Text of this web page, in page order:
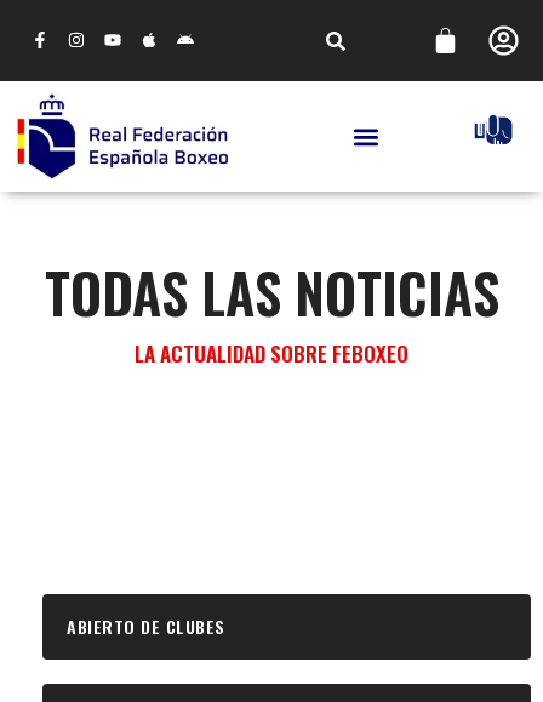
TODAS LAS NOTICIAS
LA ACTUALIDAD SOBRE FEBOXEO
ABIERTO DE CLUBES